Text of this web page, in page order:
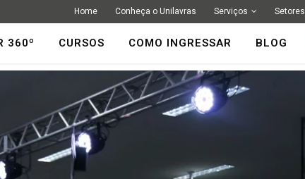
Home Conheça o Unilavras Serviços Setores
360º CURSOS COMO INGRESSAR BLOG